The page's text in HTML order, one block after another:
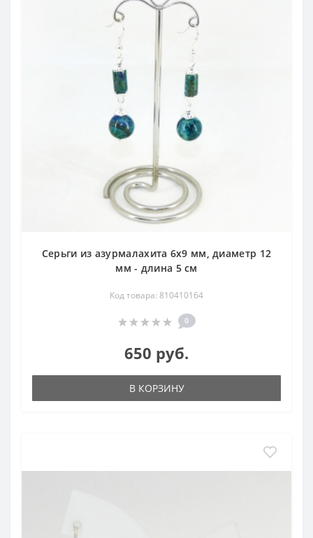
Серьги из азурмалахита 6х9 мм, диаметр 12
мм - длина 5 см
Код товара: 810410164
0
650 руб.
В КОРЗИНУ